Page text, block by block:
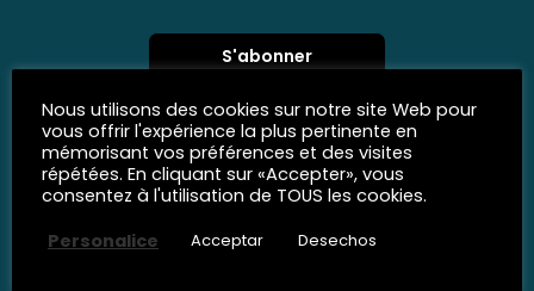
Nous utilisons des cookies sur notre site Web pour
vous offrir l'expérience la plus pertinente en
mémorisant vos préférences et des visites
répétées. En cliquant sur «Accepter», vous
consentez à l'utilisation de TOUS les cookies.
Personalice
Acceptar Desechos